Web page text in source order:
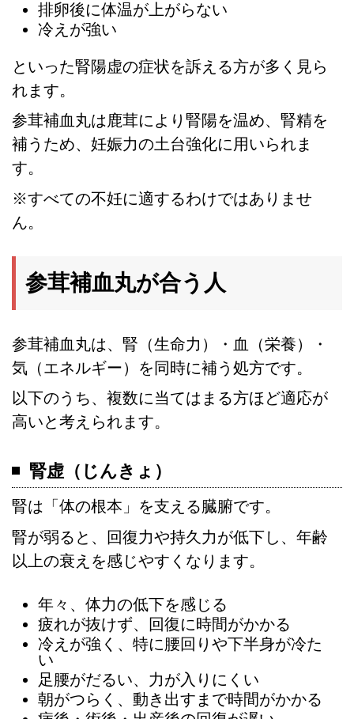
排卵後に体温が上がらない
冷えが強い
といった腎陽虚の症状を訴える方が多く見ら
れます。
参茸補血丸は鹿茸により腎陽を温め、腎精を
補うため、妊娠力の土台強化に用いられま
す。
※すべての不妊に適するわけではありませ
ん。
参茸補血丸が合う人
参茸補血丸は、腎（生命力）・血（栄養）・
気（エネルギー）を同時に補う処方です。
以下のうち、複数に当てはまる方ほど適応が
高いと考えられます。
腎虚（じんきょ）
腎は「体の根本」を支える臓腑です。
腎が弱ると、回復力や持久力が低下し、年齢
以上の衰えを感じやすくなります。
年々、体力の低下を感じる
疲れが抜けず、回復に時間がかかる
冷えが強く、特に腰回りや下半身が冷た
い
足腰がだるい、力が入りにくい
朝がつらく、動き出すまで時間がかかる